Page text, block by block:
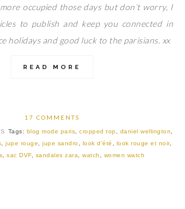
occupied those days but don’t worry, I
to publish and keep you connected in
holidays and good luck to the parisians. xx
READ MORE
17 COMMENTS
Tags: blog mode paris, cropped top, daniel wellington,
, jupe rouge, jupe sandro, look d'été , look rouge et noir,
, sac DVF, sandales zara, watch , women watch